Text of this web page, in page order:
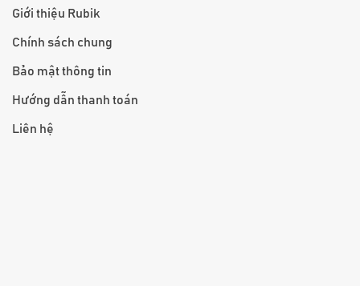
Giới thiệu Rubik
Chính sách chung
Bảo mật thông tin
Hướng dẫn thanh toán
Liên hệ